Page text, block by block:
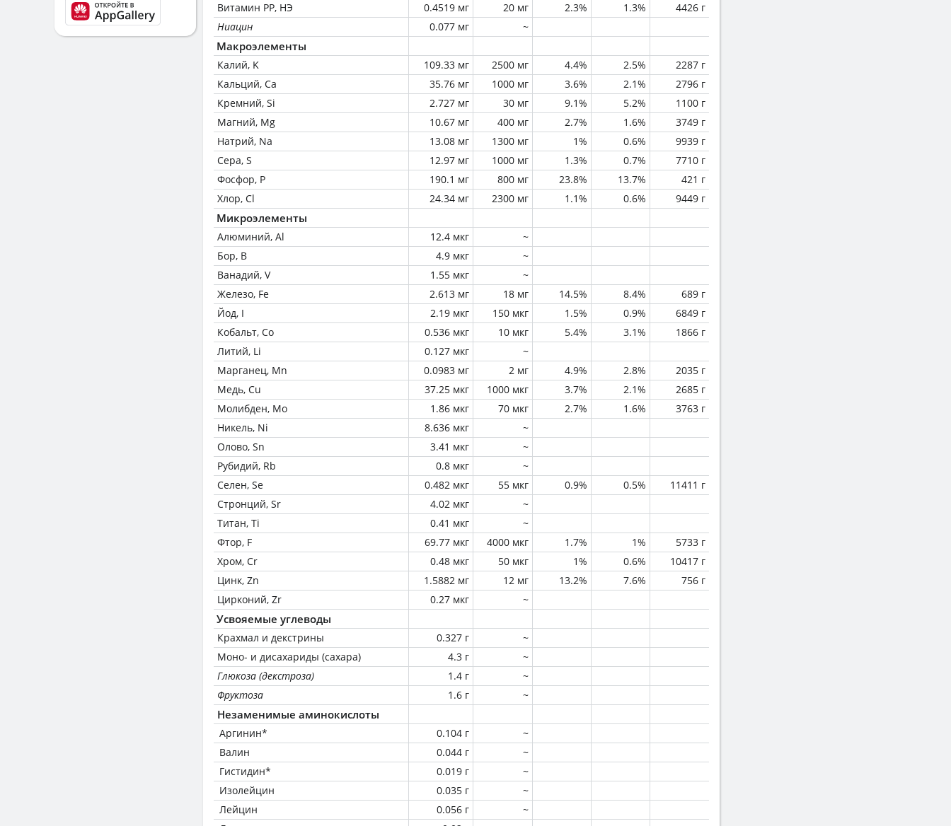
Витамин РР, НЭ
0.4519 мг 20 мг 2.3% 1.3%
4426 г
Ниацин
0.077 мг ~
Макроэлементы
Калий, K 109.33 мг 2500 мг 4.4% 2.5%
2287 г
Кальций, Ca
35.76 мг 1000 мг 3.6% 2.1%
2796 г
Кремний, Si
2.727 мг 30 мг 9.1% 5.2%
1100 г
Магний, Mg
10.67 мг 400 мг 2.7% 1.6%
3749 г
Натрий, Na
13.08 мг 1300 мг 1% 0.6%
9939 г
Сера, S
12.97 мг 1000 мг 1.3% 0.7%
7710 г
Фосфор, P
190.1 мг 800 мг 23.8% 13.7%
421 г
Хлор, Cl
24.34 мг 2300 мг 1.1% 0.6% 9449 г
Микроэлементы
Алюминий, Al 12.4 мкг
~
Бор, B
4.9 мкг
~
Ванадий, V
1.55 мкг
~
Железо, Fe
2.613 мг 18 мг 14.5% 8.4%
689 г
Йод, I
2.19 мкг 150 мкг 1.5% 0.9%
6849 г
Кобальт, Co
0.536 мкг 10 мкг 5.4% 3.1%
1866 г
Литий, Li
0.127 мкг
~
Марганец, Mn
0.0983 мг 2 мг 4.9% 2.8%
2035 г
Медь, Cu
37.25 мкг 1000 мкг 3.7% 2.1%
2685 г
Молибден, Mo
1.86 мкг 70 мкг 2.7% 1.6%
3763 г
Никель, Ni
8.636 мкг
~
Олово, Sn
3.41 мкг
~
Рубидий, Rb
0.8 мкг
~
Селен, Se
0.482 мкг 55 мкг 0.9% 0.5%
11411 г
Стронций, Sr
4.02 мкг
~
Титан, Ti
0.41 мкг
~
Фтор, F
69.77 мкг 4000 мкг 1.7% 1%
5733 г
Хром, Cr
0.48 мкг 50 мкг 1% 0.6%
10417 г
Цинк, Zn
1.5882 мг 12 мг 13.2% 7.6%
756 г
Цирконий, Zr
0.27 мкг ~
Усвояемые углеводы
Крахмал и декстрины 0.327 г
~
Моно- и дисахариды (сахара)
4.3 г
~
Глюкоза (декстроза)
1.4 г
~
Фруктоза
1.6 г ~
Незаменимые аминокислоты
Аргинин* 0.104 г
~
Валин
0.044 г
~
Гистидин*
0.019 г
~
Изолейцин
0.035 г
~
Лейцин
0.056 г
~